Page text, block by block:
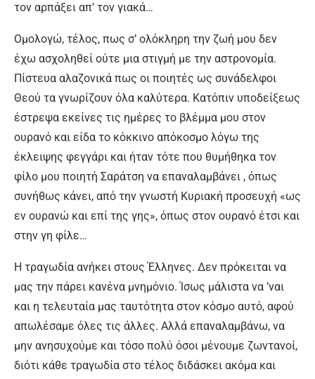
τον αρπάξει απ’ τον γιακά…
Ομολογώ, τέλος, πως σ’ ολόκληρη την ζωή μου δεν
έχω ασχοληθεί ούτε μια στιγμή με την αστρονομία.
Πίστευα αλαζονικά πως οι ποιητές ως συνάδελφοι
Θεού τα γνωρίζουν όλα καλύτερα. Κατόπιν υποδείξεως
έστρεψα εκείνες τις ημέρες το βλέμμα μου στον
ουρανό και είδα το κόκκινο απόκοσμο λόγω της
έκλειψης φεγγάρι και ήταν τότε που θυμήθηκα τον
φίλο μου ποιητή Σαράτση να επαναλαμβάνει , όπως
συνήθως κάνει, από την γνωστή Κυριακή προσευχή «ως
εν ουρανώ και επί της γης», όπως στον ουρανό έτσι και
στην γη φίλε…
Η τραγωδία ανήκει στους Έλληνες. Δεν πρόκειται να
μας την πάρει κανένα μνημόνιο. Ίσως μάλιστα να ’ναι
και η τελευταία μας ταυτότητα στον κόσμο αυτό, αφού
απωλέσαμε όλες τις άλλες. Αλλά επαναλαμβάνω, να
μην ανησυχούμε και τόσο πολύ όσοι μένουμε ζωντανοί,
διότι κάθε τραγωδία στο τέλος διδάσκει ακόμα και